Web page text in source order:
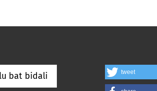
bat bidali tweet